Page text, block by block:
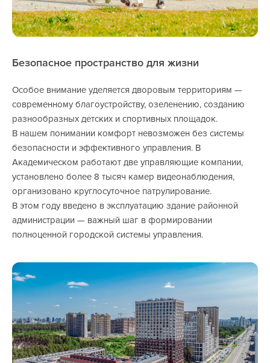
Безопасное пространство для жизни
Особое внимание уделяется дворовым территориям —
современному благоустройству, озеленению, созданию
разнообразных детских и спортивных площадок.
В нашем понимании комфорт невозможен без системы
безопасности и эффективного управления. В
Академическом работают две управляющие компании,
установлено более 8 тысяч камер видеонаблюдения,
организовано круглосуточное патрулирование.
В этом году введено в эксплуатацию здание районной
администрации — важный шаг в формировании
полноценной городской системы управления.